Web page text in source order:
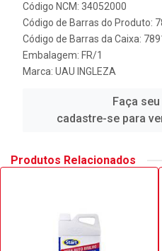
Código NCM: 34052000
Código de Barras do Produto:
Código de Barras da Caixa:
Embalagem: FR/1
Marca: UAU INGLEZA
Faça
cadastre-se para
Produtos Relacionados